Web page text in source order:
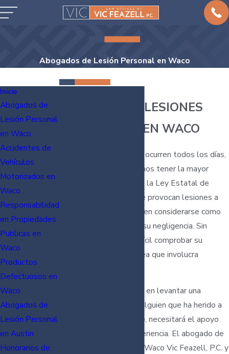
Abogados de Lesión Personal en Waco
ABOGADO DE LESIONES
PERSONALES EN WACO
Accidentes prevenibles ocurren todos los días,
incluso cuando procuramos tener la mayor
precaución posible. Bajo la Ley Estatal de
Texas, las personas que provocan lesiones a
terceras personas pueden considerarse como
responsables debido a su negligencia. Sin
embargo, a veces es difícil comprobar su
culpabilidad. Es una tarea que involucra
Si usted está pensando en levantar una
demanda en contra de alguien que ha herido a
usted o a un ser querido, necesitará el apoyo
de un abogado con experiencia. El abogado de
lesiones personales en Waco Vic Feazell, P.C. y
Inicio
Abogados de
Lesión Personal
en Waco
Accidentes de
Vehículos
Motorizados en
Waco
Responsabilidad
en Propiedades
Publicas en
Waco
Productos
Defectuosos en
Waco
Abogados de
Lesión Personal
en Austin
Honorarios de